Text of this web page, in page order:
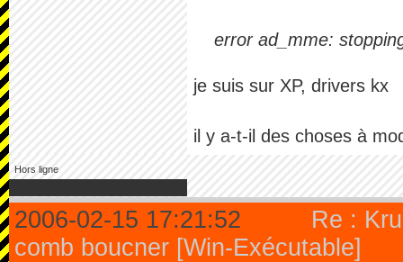
error ad_mme:
je suis sur XP, drivers kx
il y a-t-il des choses à
Hors ligne
2006-02-15 17:21:52
Re :
comb boucner [Win-Exécutable]